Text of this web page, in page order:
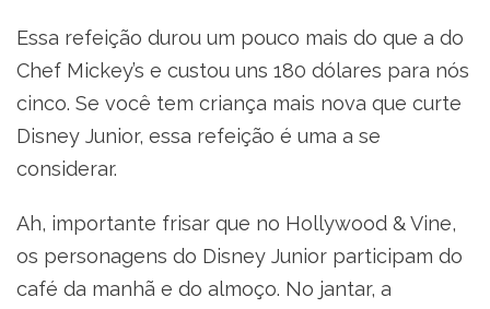
Essa refeição durou um pouco mais do que a do
Chef Mickey’s e custou uns 180 dólares para nós
cinco. Se você tem criança mais nova que curte
Disney Junior, essa refeição é uma a se
considerar.
Ah, importante frisar que no Hollywood & Vine,
os personagens do Disney Junior participam do
café da manhã e do almoço. No jantar, a